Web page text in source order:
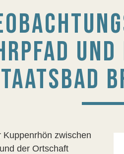
zwischen
der Ortschaft